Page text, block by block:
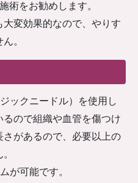
術をお勧めします。
変効果的なので、やりす
。
ックニードル）を使用し
ので組織や血管を傷つけ
があるので、必要以上の
が可能です。